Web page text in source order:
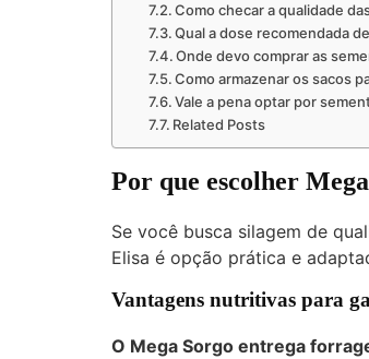
Como checar a qualidade
Qual a dose recomendada
Onde devo comprar as
Como armazenar os sacos
Vale a pena optar por
Related Posts
Por que escolher
Se você busca silagem de
Elisa é opção prática e
Vantagens nutritivas para
O Mega Sorgo entrega